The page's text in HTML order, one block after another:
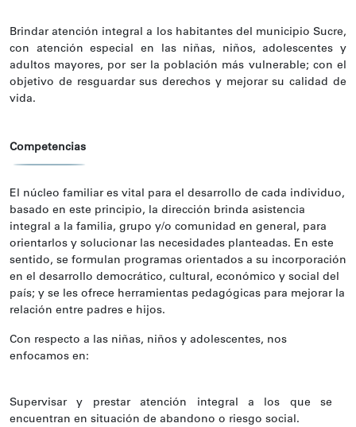
Brindar atención integral a los habitantes del municipio Sucre,
con atención especial en las niñas, niños, adolescentes y
adultos mayores, por ser la población más vulnerable; con el
objetivo de resguardar sus derechos y mejorar su calidad de
vida.
Competencias
El núcleo familiar es vital para el desarrollo de cada individuo,
basado en este principio, la dirección brinda asistencia
integral a la familia, grupo y/o comunidad en general, para
orientarlos y solucionar las necesidades planteadas. En este
sentido, se formulan programas orientados a su incorporación
en el desarrollo democrático, cultural, económico y social del
país; y se les ofrece herramientas pedagógicas para mejorar la
relación entre padres e hijos.
Con respecto a las niñas, niños y adolescentes, nos
enfocamos en:
Supervisar y prestar atención integral a los que se
encuentran en situación de abandono o riesgo social.